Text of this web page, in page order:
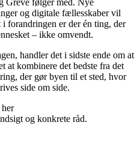
og digitale fællesskaber vil
forandringen er der én ting, der
– ikke omvendt.
handler det i sidste ende om at
at kombinere det bedste fra det
der gør byen til et sted, hvor
side om side.
og konkrete råd.